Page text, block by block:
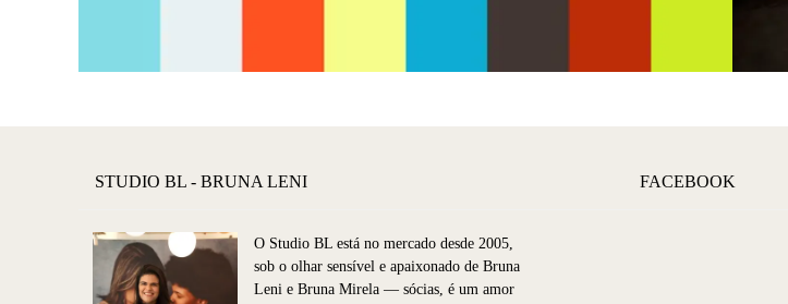
STUDIO BL - BRUNA LENI
O Studio BL está no mercado desde 2005,
sob o olhar sensível e apaixonado de Bruna
Leni e Bruna Mirela — sócias, é um amor
FACEBOOK